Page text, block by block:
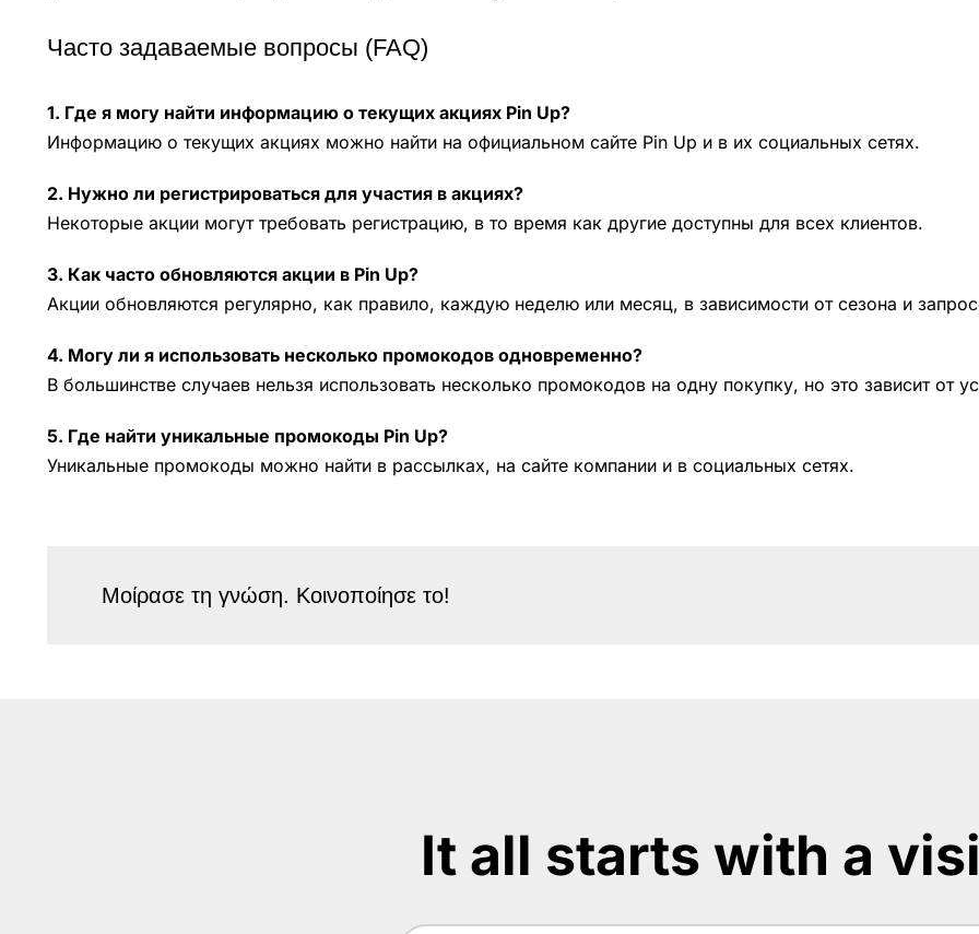
Часто задаваемые вопросы (FAQ)
1. Где я могу найти информацию о текущих акциях Pin Up?
Информацию о текущих акциях можно найти на официальном сайте Pin Up и в их социальных сетях.
2. Нужно ли регистрироваться для участия в акциях?
Некоторые акции могут требовать регистрацию, в то время как другие доступны для всех клиентов.
3. Как часто обновляются акции в Pin Up?
Акции обновляются регулярно, как правило, каждую неделю или месяц, в зависимости от сезона и
4. Могу ли я использовать несколько промокодов одновременно?
В большинстве случаев нельзя использовать несколько промокодов на одну покупку, но это зависит от
5. Где найти уникальные промокоды Pin Up?
Уникальные промокоды можно найти в рассылках, на сайте компании и в социальных сетях.
Μοίρασε τη γνώση. Κοινοποίησε το!
It all starts with a